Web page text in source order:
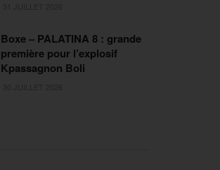
Boxe – PALATINA 8 : grande
première pour l’explosif
Kpassagnon Boli